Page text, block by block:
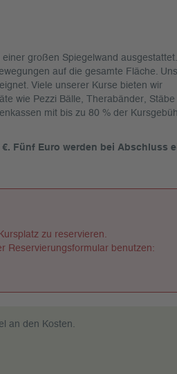
großen Spiegelwand
auf die gesamte Fläche.
Viele unserer Kurse bieten wir
wie Pezzi Bälle, Therabänder,
mit bis zu 80 % der
Fünf Euro werden bei Abschluss
zu reservieren.
Reservierungsformular benutzen:
an den Kosten.